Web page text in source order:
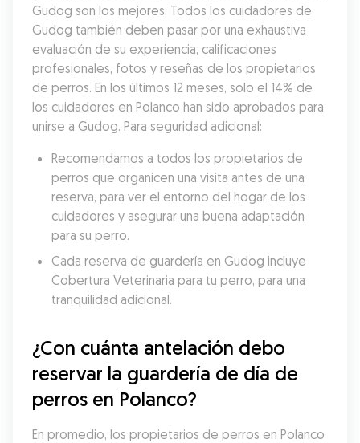
Gudog son los mejores. Todos los cuidadores de
Gudog también deben pasar por una exhaustiva
evaluación de su experiencia, calificaciones
profesionales, fotos y reseñas de los propietarios
de perros. En los últimos 12 meses, solo el 14% de
los cuidadores en Polanco han sido aprobados para
unirse a Gudog. Para seguridad adicional:
Recomendamos a todos los propietarios de
perros que organicen una visita antes de una
reserva, para ver el entorno del hogar de los
cuidadores y asegurar una buena adaptación
para su perro.
Cada reserva de guardería en Gudog incluye
Cobertura Veterinaria para tu perro, para una
tranquilidad adicional.
¿Con cuánta antelación debo
reservar la guardería de día de
perros en Polanco?
En promedio, los propietarios de perros en Polanco